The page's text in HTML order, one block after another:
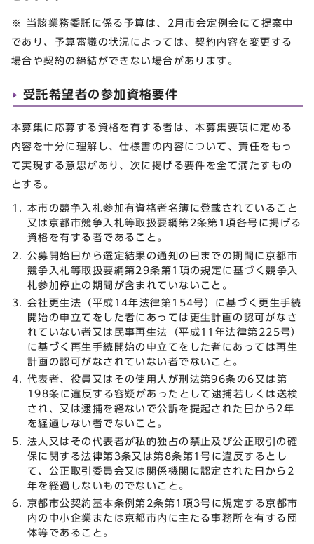
※ 当該業務委託に係る予算は、2月市会定例会にて提案中
であり、予算審議の状況によっては、契約内容を変更する
場合や契約の締結ができない場合があります。
受託希望者の参加資格要件
本募集に応募する資格を有する者は、本募集要項に定める
内容を十分に理解し、仕様書の内容について、責任をもっ
て実現する意思があり、次に掲げる要件を全て満たすもの
とする。
本市の競争入札参加有資格者名簿に登載されていること
又は京都市競争入札等取扱要綱第2条第1項各号に掲げる
資格を有する者であること。
公募開始日から選定結果の通知の日までの期間に京都市
競争入札等取扱要綱第29条第1項の規定に基づく競争入
札参加停止の期間が含まれていないこと。
会社更生法（平成14年法律第154号）に基づく更生手続
開始の申立てをした者にあっては更生計画の認可がなさ
れていない者又は民事再生法（平成11年法律第225号）
に基づく再生手続開始の申立てをした者にあっては再生
計画の認可がなされていない者でないこと。
代表者、役員又はその使用人が刑法第96条の6又は第
198条に違反する容疑があったとして逮捕若しくは送検
され、又は逮捕を経ないで公訴を提起された日から2年
を経過しない者でないこと。
法人又はその代表者が私的独占の禁止及び公正取引の確
保に関する法律第3条又は第8条第1号に違反するとし
て、公正取引委員会又は関係機関に認定された日から2
年を経過しないものでないこと。
京都市公契約基本条例第2条第1項3号に規定する京都市
内の中小企業または京都市内に主たる事務所を有する団
体等であること。